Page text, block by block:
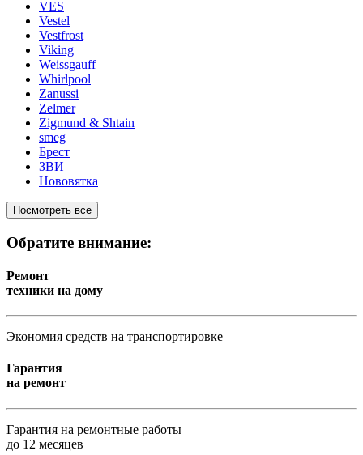
VES
Vestel
Vestfrost
Viking
Weissgauff
Whirlpool
Zanussi
Zelmer
Zigmund & Shtain
smeg
Брест
ЗВИ
Нововятка
Посмотреть все
Обратите внимание:
Ремонт
техники на дому
Экономия средств на транспортировке
Гарантия
на ремонт
Гарантия на ремонтные работы
до 12 месяцев